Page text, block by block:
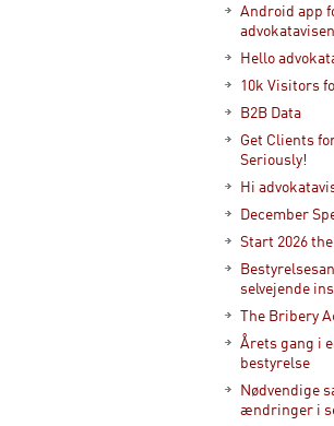
Android app
Hello
10k Visitors
B2B Data
Get Clients
Seriously!
Hi
December
Start 2026
selvejende
The Bribery
Årets gang i
bestyrelse
Nødvendige
ændringer i